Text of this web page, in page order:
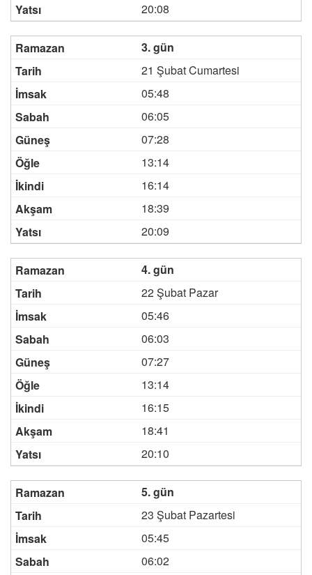
20:08
3. gün
21 Şubat Cumartesi
05:48
06:05
07:28
13:14
16:14
18:39
20:09
4. gün
22 Şubat Pazar
05:46
06:03
07:27
13:14
16:15
18:41
20:10
5. gün
23 Şubat Pazartesi
05:45
06:02